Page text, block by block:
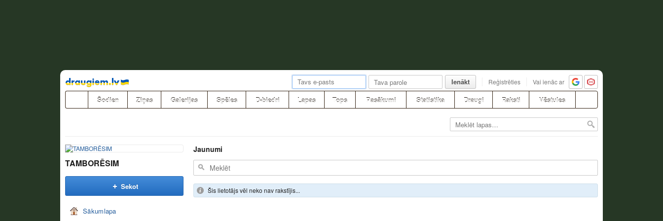
Pāriet
uz
saturu
Ienākt Reģistrēties Vai ienāc ar
Šodien Ziņas Galerijas Spēles D-biedri Lapas Tops Pasākumi Statistika Draugi Raksti Vēstules
TAMBORĒSIM
Sekot
Sākumlapa
Jaunumi
Šis lietotājs vēl neko nav rakstījis...